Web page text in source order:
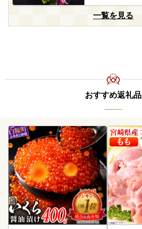
一覧を見る
おすすめ返礼品